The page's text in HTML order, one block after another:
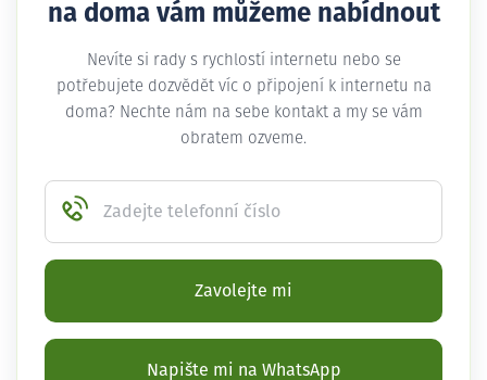
na doma vám můžeme nabídnout
Nevíte si rady s rychlostí internetu nebo se
potřebujete dozvědět víc o připojení k internetu na
doma? Nechte nám na sebe kontakt a my se vám
obratem ozveme.
Zadejte telefonní číslo
Zavolejte mi
Napište mi na WhatsApp